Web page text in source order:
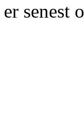
er senest